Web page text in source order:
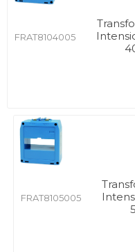
FRAT8104005
FRAT8105005